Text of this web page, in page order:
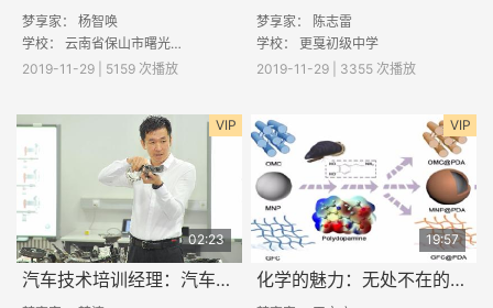
梦享家： 杨智唤
学校： 云南省保山市曙光中学
2019-11-29 | 5159 次播放
梦享家： 陈志雷
学校： 更戛初级中学
2019-11-29 | 3355 次播放
VIP
02:23
汽车技术培训经理：汽车是怎么设计出来的
VIP
19:57
化学的魅力：无处不在的材料